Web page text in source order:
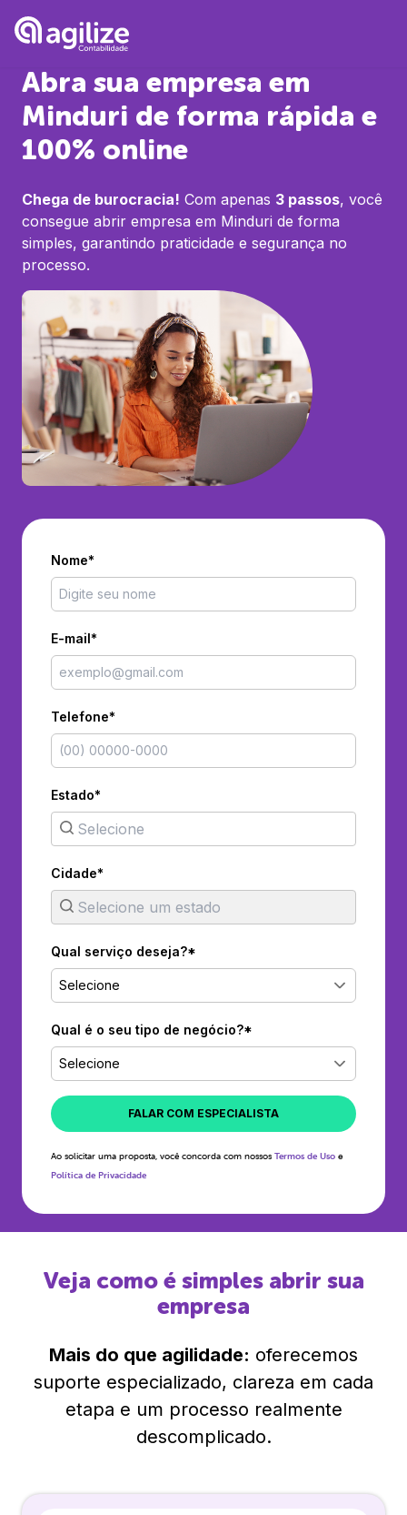
Abra sua empresa em
Minduri de forma rápida e
100% online
Chega de burocracia! Com apenas 3 passos, você
consegue abrir empresa em Minduri de forma
simples, garantindo praticidade e segurança no
processo.
Nome*
E-mail*
Telefone*
Estado*
Cidade*
Qual serviço deseja?*
Selecione
Qual é o seu tipo de negócio?*
Selecione
FALAR COM ESPECIALISTA
Ao solicitar uma proposta, você concorda com nossos Termos de Uso e
Política de Privacidade
Veja como é simples abrir sua
empresa
Mais do que agilidade: oferecemos
suporte especializado, clareza em cada
etapa e um processo realmente
descomplicado.